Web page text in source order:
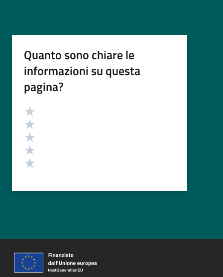
Quanto sono chiare le
informazioni su questa
pagina?
Valutazione